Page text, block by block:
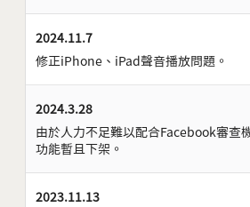
2024.11.7
修正iPhone、iPad聲音播放問題。
2024.3.28
由於人力不足難以配合Facebook審查
功能暫且下架。
2023.11.13